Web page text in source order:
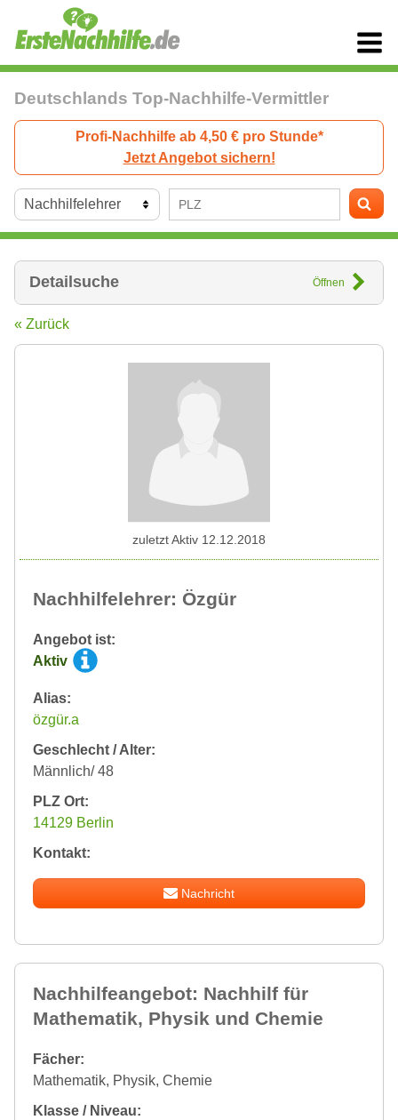
Deutschlands Top-Nachhilfe-Vermittler
Profi-Nachhilfe ab 4,50 € pro Stunde*
Jetzt Angebot sichern!
Detailsuche Öffnen
« Zurück
Nachhilfelehrer: Özgür
Angebot ist:
Aktiv
Alias:
özgür.a
Geschlecht / Alter:
Männlich/ 48
PLZ Ort:
14129 Berlin
Kontakt:
Nachricht
zuletzt Aktiv 12.12.2018
Nachhilfeangebot: Nachhilf für
Mathematik, Physik und Chemie
Fächer:
Mathematik, Physik, Chemie
Klasse / Niveau: